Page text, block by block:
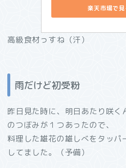
楽天市場で見
高級食材っすね（汗）
雨だけど初受粉
昨日見た時に、明日あたり咲く
のつぼみが１つあったので、
料理した雄花の雄しべをタッパ
してました。（予備）